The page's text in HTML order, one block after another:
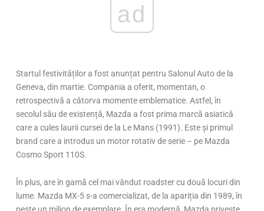
ad
Startul festivităților a fost anunțat pentru Salonul Auto de la
Geneva, din martie. Compania a oferit, momentan, o
retrospectivă a câtorva momente emblematice. Astfel, în
secolul său de existență, Mazda a fost prima marcă asiatică
care a cules laurii cursei de la Le Mans (1991). Este și primul
brand care a introdus un motor rotativ de serie – pe Mazda
Cosmo Sport 110S.
În plus, are în gamă cel mai vândut roadster cu două locuri din
lume. Mazda MX-5 s-a comercializat, de la apariția din 1989, în